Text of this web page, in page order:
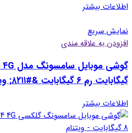
اطلاعات بیشتر
نمایش سریع
افزودن به علاقه مندی
گیگابایت رم ۶ گیگابایت &#۸۲۱۱; ویتنام
اطلاعات بیشتر